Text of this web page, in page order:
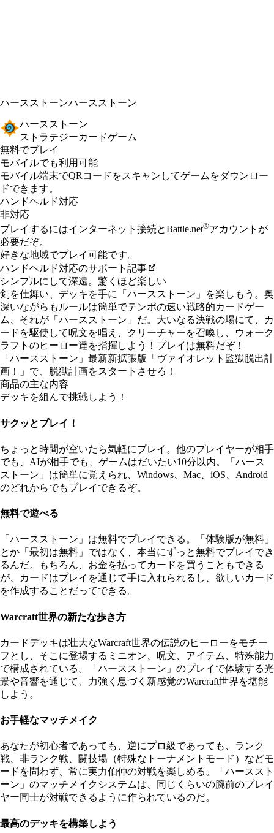
ハースストーンハースストーン
ハースストーン
ストラテジーカードゲーム
無料でプレイ
Available actions
モバイルでも利用可能
モバイル端末でQRコードをスキャンしてゲームをダウンロー
ドできます。
ハンドヘルド対応
非対応
プレイするにはインターネット接続とBattle.net®アカウントが
必要だぞ。
好きな地域でプレイ可能です。
ハンドヘルド対応のサポート記事
シンプルにして深遠。驚くほど楽しい
剣を仕舞い、デッキを手に「ハースストーン」を楽しもう。奥
深いながらもルールは簡単でテンポの速い戦略的カードゲー
ム、それが「ハースストーン」だ。大いなる決戦の場にて、カ
ードを駆使して呪文を唱え、クリーチャーを召喚し、ウォーク
ラフトのヒーロー達を指揮しよう！プレイは無料だぞ！
「ハースストーン」最新新拡張版「ヴァイオレット監獄脱出計
画！」で、脱獄計画をスタートさせろ！
商品の主な内容
デッキを組んで挑戦しよう！
サクッとプレイ！
ちょっと時間が空いたら気軽にプレイ。他のプレイヤーが相手
でも、AIが相手でも、ゲームはだいたい10分以内。「ハース
ストーン」は簡単に覚えられ、Windows、Mac、iOS、Android
のどれからでもプレイできるぞ。
無料で遊べる
「ハースストーン」は​無料で​プレイできる。​「体験版が​無料」
とか​「最初は​無料」ではなく、​本当に​ずっと​無料で​プレイでき
るんだ。​もちろん、​お金を​払って​カードを​買うことも​できる
が、​カードは​プレイを​通じて​手に​入れられるし、​欲しい​カード
を​作成する​ことだって​できる。
Warcraft世界の新たな歩き方
カードデッキは​壮大な​Warcraft世界の​伝説の​ヒーローを​モチー
フとし、​そこに​登場する​ミニオン、​呪文、​アイテム、​特殊能力
で​構成されている。​「ハースストーン​」の​プレイで​体験する​光
景や​音響を​通じて、​力強く​息づく​新感覚の​Warcraft世界を​堪能
しよう。
お手軽なマッチメイク
あなたが初心者であっても、逆にプロ級であっても、ランク
戦、非ランク戦、闘技場（特殊なトーナメントモード）などモ
ードを問わず、常に実力伯仲の対戦を楽しめる。「ハーススト
ーン」のマッチメイクシステムは、同じくらいの腕前のプレイ
ヤー同士が対戦できるように作られているのだ。
最高のデッキを構築しよう